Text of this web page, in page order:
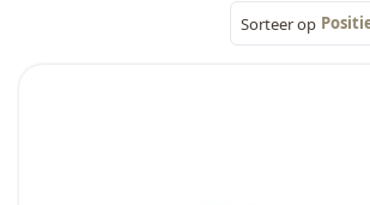
Sorteer op